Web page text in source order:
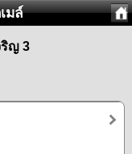
มล์
ญ 3